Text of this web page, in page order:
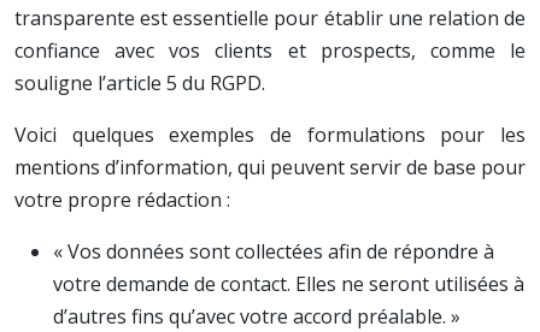
transparente est essentielle pour établir une relation de
confiance avec vos clients et prospects, comme le
souligne l’article 5 du RGPD.
Voici quelques exemples de formulations pour les
mentions d’information, qui peuvent servir de base pour
votre propre rédaction :
« Vos données sont collectées afin de répondre à
votre demande de contact. Elles ne seront utilisées à
d’autres fins qu’avec votre accord préalable. »